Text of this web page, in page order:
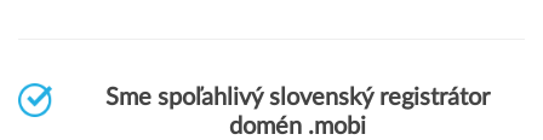
Sme spoľahlivý slovenský registrátor
domén .mobi